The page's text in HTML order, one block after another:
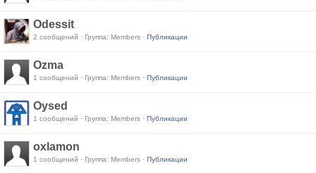
Odessit
2 сообщений · Группа: Members · Публикации
Ozma
1 сообщений · Группа: Members · Публикации
Oysed
1 сообщений · Группа: Members · Публикации
oxlamon
1 сообщений · Группа: Members · Публикации